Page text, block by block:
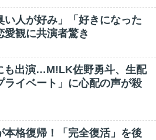
い人が好み」「好きになった
愛観に共演者驚き
も出演…M!LK佐野勇斗、生配
ライベート」に心配の声が殺
本格復帰！「完全復活」を後